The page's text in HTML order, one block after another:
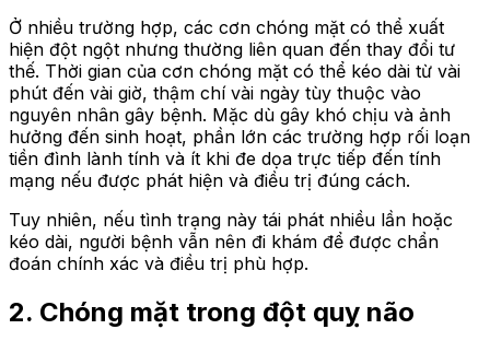
Ở nhiều trường hợp, các cơn chóng mặt có thể xuất
hiện đột ngột nhưng thường liên quan đến thay đổi tư
thế. Thời gian của cơn chóng mặt có thể kéo dài từ vài
phút đến vài giờ, thậm chí vài ngày tùy thuộc vào
nguyên nhân gây bệnh. Mặc dù gây khó chịu và ảnh
hưởng đến sinh hoạt, phần lớn các trường hợp rối loạn
tiền đình lành tính và ít khi đe dọa trực tiếp đến tính
mạng nếu được phát hiện và điều trị đúng cách.
Tuy nhiên, nếu tình trạng này tái phát nhiều lần hoặc
kéo dài, người bệnh vẫn nên đi khám để được chẩn
đoán chính xác và điều trị phù hợp.
2. Chóng mặt trong đột quỵ não